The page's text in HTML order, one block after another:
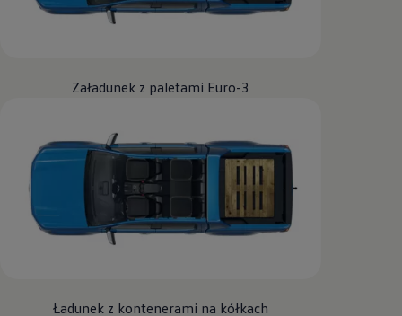
Załadunek z paletami Euro-3
Ładunek z kontenerami na kółkach